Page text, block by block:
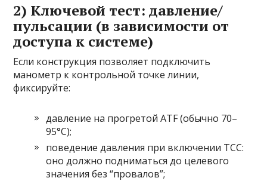
2) Ключевой тест: давление/
пульсации (в зависимости от
доступа к системе)
Если конструкция позволяет подключить
манометр к контрольной точке линии,
фиксируйте:
давление на прогретой ATF (обычно 70–
95°C);
поведение давления при включении TCC:
оно должно подниматься до целевого
значения без “провалов”;